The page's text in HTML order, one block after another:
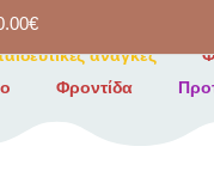
€
ανάγκες
Φροντίδα